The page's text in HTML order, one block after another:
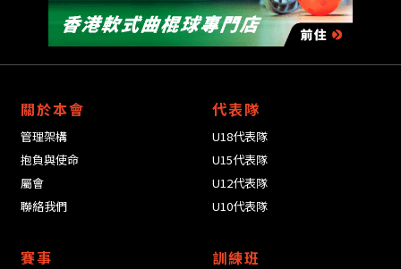
關於本會
管理架構
抱負與使命
屬會
聯絡我們
代表隊
U18代表隊
U15代表隊
U12代表隊
U10代表隊
賽事 訓練班